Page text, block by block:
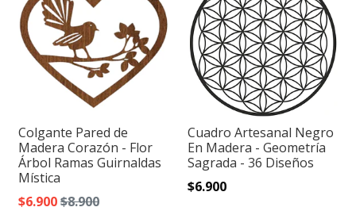
Colgante Pared de
Madera Corazón - Flor
Árbol Ramas Guirnaldas
Mística
$6.900$8.900
Cuadro Artesanal Negro
En Madera - Geometría
Sagrada - 36 Diseños
$6.900